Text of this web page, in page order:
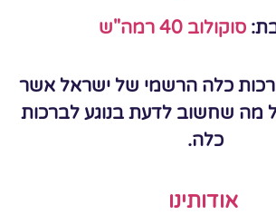
סוקולוב 40 רמה"ש
כלה הרשמי של ישראל אשר
מה שחשוב לדעת בנוגע לברכות
כלה.
אודותינו